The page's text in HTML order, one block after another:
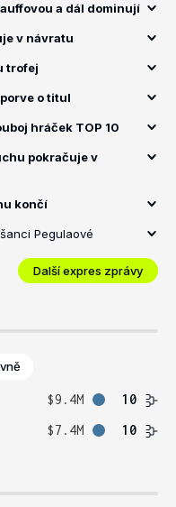
a dál dominují
v návratu
trofej
o titul
hráček TOP 10
pokračuje v
končí
Pegulaové
Další expres zprávy
$9.4M
10
$7.4M 10